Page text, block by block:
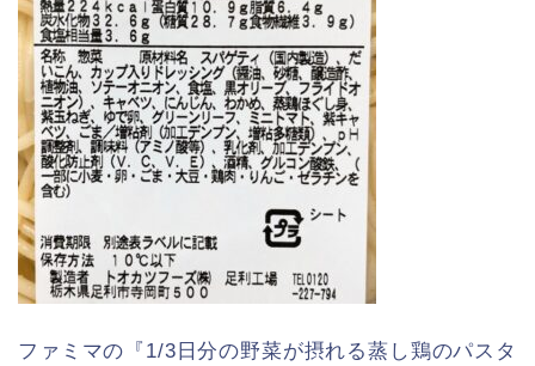
ファミマの『1/3日分の野菜が摂れる蒸し鶏のパスタ